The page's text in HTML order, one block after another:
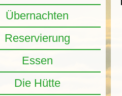
Übernachten
Reservierung
Essen
Die Hütte